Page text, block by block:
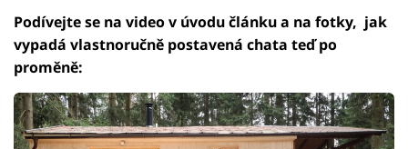
Podívejte se na video v úvodu článku a na fotky, jak
vypadá vlastnoručně postavená chata teď po
proměně: